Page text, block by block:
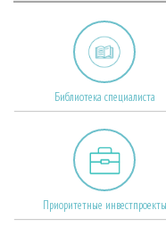
Библиотека специалиста
Приоритетные инвестпроекты